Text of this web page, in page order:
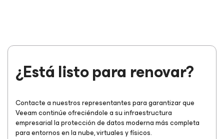
¿Está listo para renovar?
Contacte a nuestros representantes para garantizar que
Veeam continúe ofreciéndole a su infraestructura
empresarial la protección de datos moderna más completa
para entornos en la nube, virtuales y físicos.